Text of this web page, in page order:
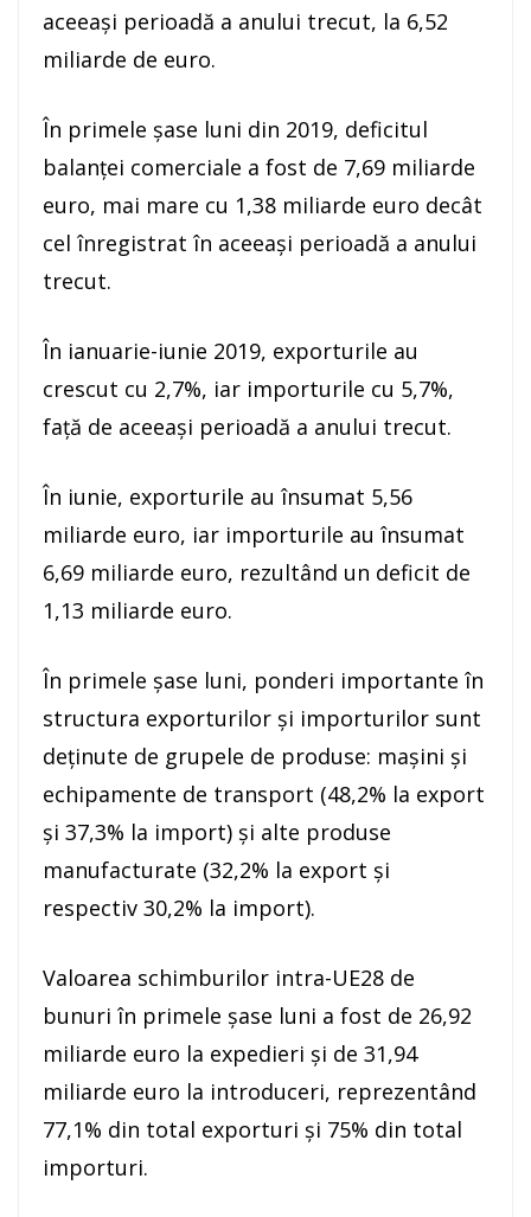
aceeaşi perioadă a anului trecut, la 6,52
miliarde de euro.
În primele şase luni din 2019, deficitul
balanţei comerciale a fost de 7,69 miliarde
euro, mai mare cu 1,38 miliarde euro decât
cel înregistrat în aceeaşi perioadă a anului
trecut.
În ianuarie-iunie 2019, exporturile au
crescut cu 2,7%, iar importurile cu 5,7%,
faţă de aceeaşi perioadă a anului trecut.
În iunie, exporturile au însumat 5,56
miliarde euro, iar importurile au însumat
6,69 miliarde euro, rezultând un deficit de
1,13 miliarde euro.
În primele şase luni, ponderi importante în
structura exporturilor şi importurilor sunt
deţinute de grupele de produse: maşini şi
echipamente de transport (48,2% la export
şi 37,3% la import) şi alte produse
manufacturate (32,2% la export şi
respectiv 30,2% la import).
Valoarea schimburilor intra-UE28 de
bunuri în primele şase luni a fost de 26,92
miliarde euro la expedieri şi de 31,94
miliarde euro la introduceri, reprezentând
77,1% din total exporturi şi 75% din total
importuri.